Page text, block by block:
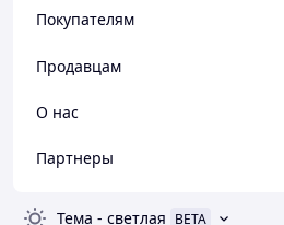
Покупателям
Продавцам
О нас
Партнеры
Тема - светлая BETA